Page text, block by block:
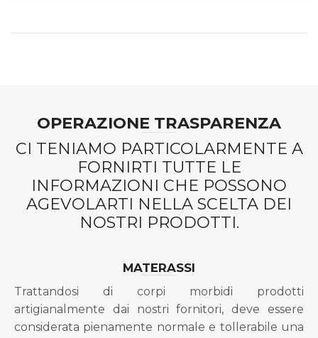
OPERAZIONE TRASPARENZA
CI TENIAMO PARTICOLARMENTE A
FORNIRTI TUTTE LE
INFORMAZIONI CHE POSSONO
AGEVOLARTI NELLA SCELTA DEI
NOSTRI PRODOTTI.
MATERASSI
Trattandosi di corpi morbidi prodotti
artigianalmente dai nostri fornitori, deve essere
considerata pienamente normale e tollerabile una